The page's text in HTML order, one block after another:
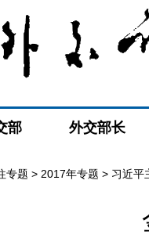
部 外交部长
专题 > 2017年专题 > 习近平